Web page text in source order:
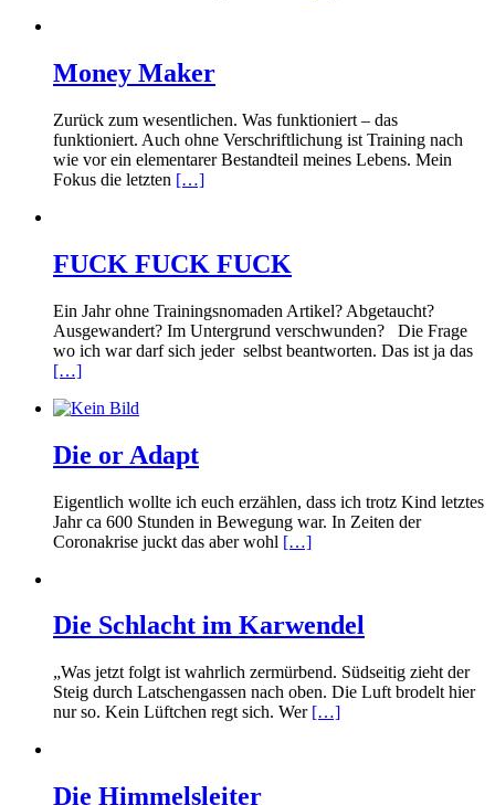
Money Maker
Zurück zum wesentlichen. Was funktioniert – das
funktioniert. Auch ohne Verschriftlichung ist Training nach
wie vor ein elementarer Bestandteil meines Lebens. Mein
Fokus die letzten […]
FUCK FUCK FUCK
Ein Jahr ohne Trainingsnomaden Artikel? Abgetaucht?
Ausgewandert? Im Untergrund verschwunden? Die Frage
wo ich war darf sich jeder selbst beantworten. Das ist ja das
[…]
Die or Adapt
Eigentlich wollte ich euch erzählen, dass ich trotz Kind letztes
Jahr ca 600 Stunden in Bewegung war. In Zeiten der
Coronakrise juckt das aber wohl […]
Die Schlacht im Karwendel
„Was jetzt folgt ist wahrlich zermürbend. Südseitig zieht der
Steig durch Latschengassen nach oben. Die Luft brodelt hier
nur so. Kein Lüftchen regt sich. Wer […]
Die Himmelsleiter